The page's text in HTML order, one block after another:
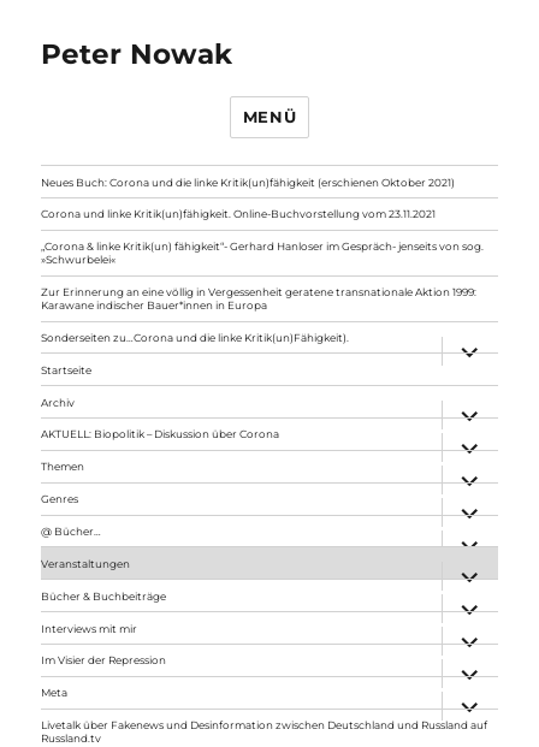
Peter Nowak
MENÜ
Neues Buch: Corona und die linke Kritik(un)fähigkeit (erschienen Oktober 2021)
Corona und linke Kritik(un)fähigkeit. Online-Buchvorstellung vom 23.11.2021
„Corona & linke Kritik(un) fähigkeit“- Gerhard Hanloser im Gespräch- jenseits von sog.
»Schwurbelei«
Zur Erinnerung an eine völlig in Vergessenheit geratene transnationale Aktion 1999:
Karawane indischer Bauer*innen in Europa
Sonderseiten zu…Corona und die linke Kritik(un)Fähigkeit).
anzeigen
Startseite
Archiv
anzeigen
AKTUELL: Biopolitik – Diskussion über Corona
anzeigen
Themen
anzeigen
Genres
anzeigen
@ Bücher…
Veranstaltungen
anzeigen
Bücher & Buchbeiträge
anzeigen
Interviews mit mir
anzeigen
Im Visier der Repression
anzeigen
Meta
anzeigen
Livetalk über Fakenews und Desinformation zwischen Deutschland und Russland auf
Russland.tv